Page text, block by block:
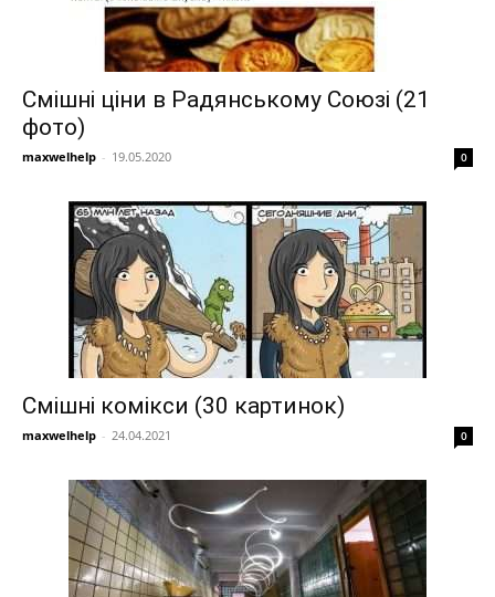
Смішні ціни в Радянському Союзі (21
фото)
maxwelhelp - 19.05.2020 0
Смішні комікси (30 картинок)
maxwelhelp - 24.04.2021 0